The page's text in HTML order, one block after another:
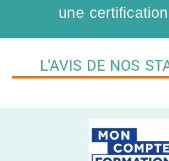
une
L'AVIS DE NOS